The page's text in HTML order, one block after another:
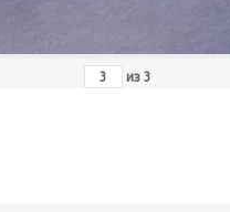
из 3